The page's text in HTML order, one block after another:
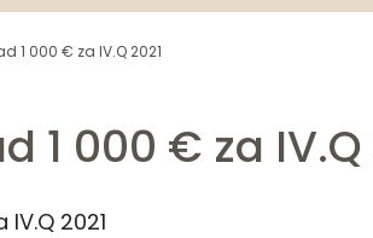
1 000 € za IV.Q 2021
1 000 € za IV.Q
2021